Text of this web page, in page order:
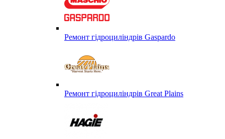
Ремонт гідроциліндрів Gaspardo
Ремонт гідроциліндрів Great Plains